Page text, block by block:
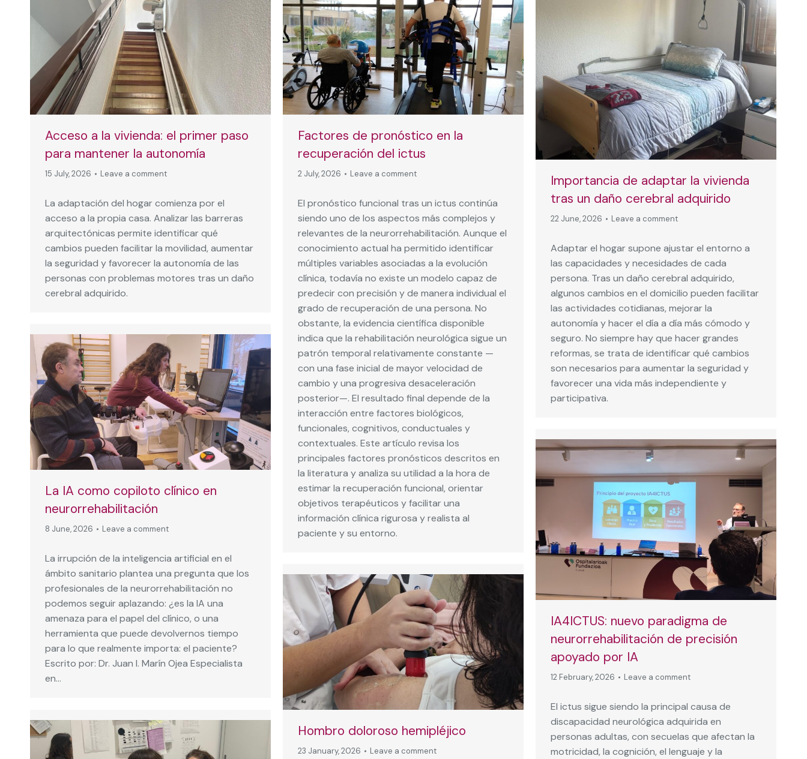
Acceso a la vivienda: el primer paso
para mantener la autonomía
15 July, 2026 Leave a comment
La adaptación del hogar comienza por el
acceso a la propia casa. Analizar las barreras
arquitectónicas permite identificar qué
cambios pueden facilitar la movilidad, aumentar
la seguridad y favorecer la autonomía de las
personas con problemas motores tras un daño
cerebral adquirido.
Factores de pronóstico en la
recuperación del ictus
2 July, 2026 Leave a comment
El pronóstico funcional tras un ictus continúa
siendo uno de los aspectos más complejos y
relevantes de la neurorrehabilitación. Aunque el
conocimiento actual ha permitido identificar
múltiples variables asociadas a la evolución
clínica, todavía no existe un modelo capaz de
predecir con precisión y de manera individual el
grado de recuperación de una persona. No
obstante, la evidencia científica disponible
indica que la rehabilitación neurológica sigue un
patrón temporal relativamente constante —
con una fase inicial de mayor velocidad de
cambio y una progresiva desaceleración
posterior—. El resultado final depende de la
interacción entre factores biológicos,
funcionales, cognitivos, conductuales y
contextuales. Este artículo revisa los
principales factores pronósticos descritos en
la literatura y analiza su utilidad a la hora de
estimar la recuperación funcional, orientar
objetivos terapéuticos y facilitar una
información clínica rigurosa y realista al
paciente y su entorno.
Importancia de adaptar la vivienda
tras un daño cerebral adquirido
22 June, 2026 Leave a comment
Adaptar el hogar supone ajustar el entorno a
las capacidades y necesidades de cada
persona. Tras un daño cerebral adquirido,
algunos cambios en el domicilio pueden facilitar
las actividades cotidianas, mejorar la
autonomía y hacer el día a día más cómodo y
seguro. No siempre hay que hacer grandes
reformas, se trata de identificar qué cambios
son necesarios para aumentar la seguridad y
favorecer una vida más independiente y
participativa.
La IA como copiloto clínico en
neurorrehabilitación
8 June, 2026 Leave a comment
La irrupción de la inteligencia artificial en el
ámbito sanitario plantea una pregunta que los
profesionales de la neurorrehabilitación no
podemos seguir aplazando: ¿es la IA una
amenaza para el papel del clínico, o una
herramienta que puede devolvernos tiempo
para lo que realmente importa: el paciente?
Escrito por: Dr. Juan I. Marín Ojea Especialista
en…
IA4ICTUS: nuevo paradigma de
neurorrehabilitación de precisión
apoyado por IA
12 February, 2026 Leave a comment
El ictus sigue siendo la principal causa de
discapacidad neurológica adquirida en
personas adultas, con secuelas que afectan la
motricidad, la cognición, el lenguaje y la
Hombro doloroso hemipléjico
23 January, 2026 Leave a comment